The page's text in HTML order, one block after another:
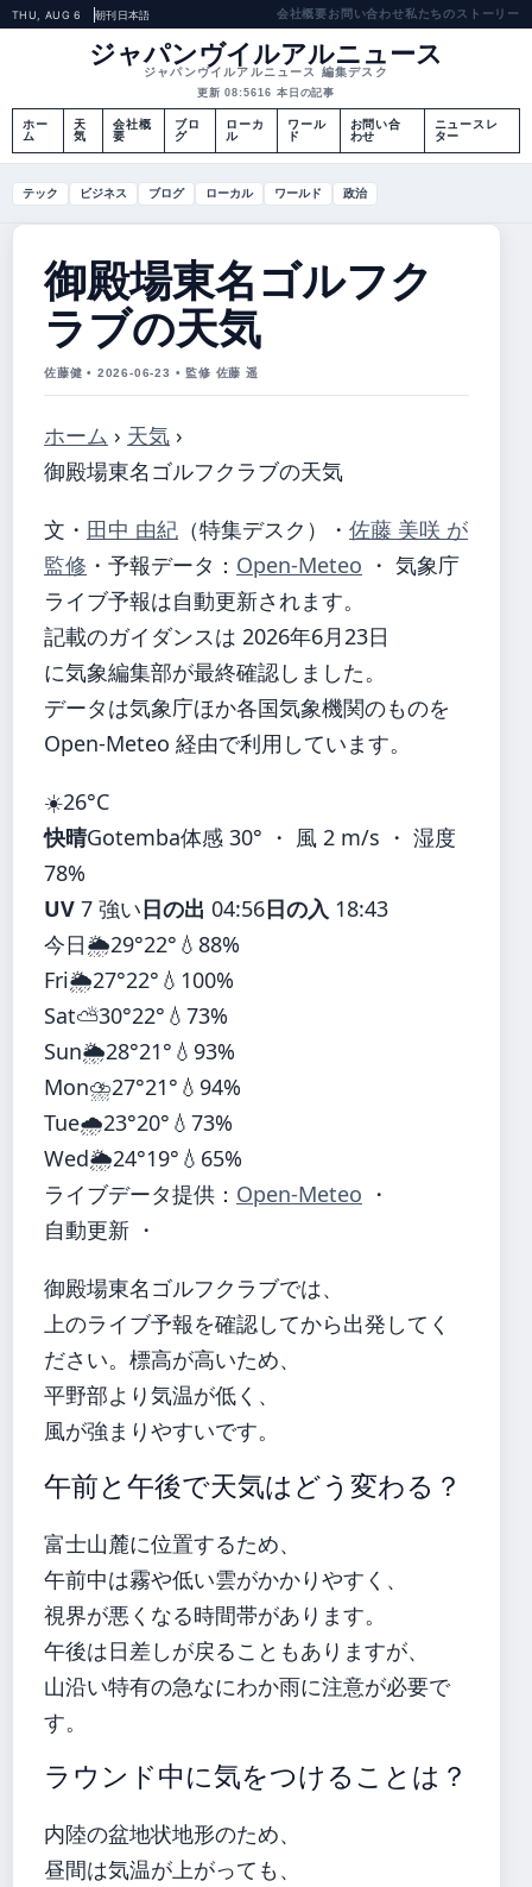
THU, AUG 6 朝刊日本語 会社概要お問い合わせ私たちのストーリー
ジャパンヴイルアルニュース
ジャパンヴイルアルニュース 編集デスク
更新 08:5616 本日の記事
ホー
ム
天
気
会社概
要
ブロ
グ
ローカ
ル
ワール
ド
お問い合
わせ
ニュースレ
ター
テック ビジネス ブログ ローカル ワールド 政治
御殿場東名ゴルフク
ラブの天気
佐藤健 • 2026-06-23 • 監修 佐藤 遥
ホーム › 天気 ›
御殿場東名ゴルフクラブの天気
文・ 田中 由紀 （特集デスク） ・ 佐藤 美咲 が
監修 ・ 予報データ： Open-Meteo ・ 気象庁
ライブ予報は自動更新されます。
記載のガイダンスは 2026年6月23日
に気象編集部が最終確認しました。
データは気象庁ほか各国気象機関のものを
Open-Meteo 経由で利用しています。
☀️26°C
快晴Gotemba体感 30° ・ 風 2 m/s ・ 湿度
78%
UV 7 強い日の出 04:56日の入 18:43
今日🌦️29°22° 💧88%
Fri🌦️27°22° 💧100%
Sat⛅30°22° 💧73%
Sun🌦️28°21° 💧93%
Mon⛈️27°21° 💧94%
Tue🌧️23°20° 💧73%
Wed🌦️24°19° 💧65%
ライブデータ提供： Open-Meteo ・
自動更新 ・
御殿場東名ゴルフクラブでは、
上のライブ予報を確認してから出発してく
ださい。標高が高いため、
平野部より気温が低く、
風が強まりやすいです。
午前と午後で天気はどう変わる？
富士山麓に位置するため、
午前中は霧や低い雲がかかりやすく、
視界が悪くなる時間帯があります。
午後は日差しが戻ることもありますが、
山沿い特有の急なにわか雨に注意が必要で
す。
ラウンド中に気をつけることは？
内陸の盆地状地形のため、
昼間は気温が上がっても、